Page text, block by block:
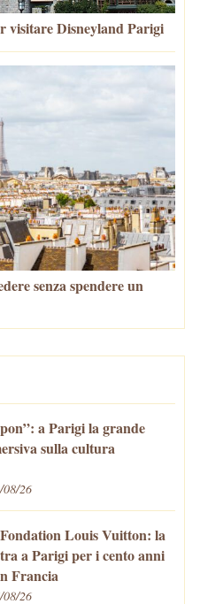
visitare Disneyland Parigi
senza spendere un
a Parigi la grande
sulla cultura
08/26
Louis Vuitton: la
a Parigi per i cento anni
Francia
08/26